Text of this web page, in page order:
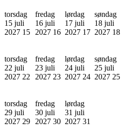
torsdag
15 juli
2027 15
fredag
16 juli
2027 16
lørdag
17 juli
2027 17
søndag
18 juli
2027 18
torsdag
22 juli
2027 22
fredag
23 juli
2027 23
lørdag
24 juli
2027 24
søndag
25 juli
2027 25
torsdag
29 juli
2027 29
fredag
30 juli
2027 30
lørdag
31 juli
2027 31